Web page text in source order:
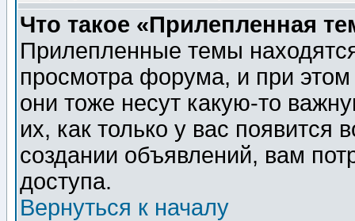
Что такое «Прилепленная
Прилепленные темы
просмотра форума, и при
они тоже несут какую-то
их, как только у вас появится
создании объявлений, вам
доступа.
Вернуться к началу